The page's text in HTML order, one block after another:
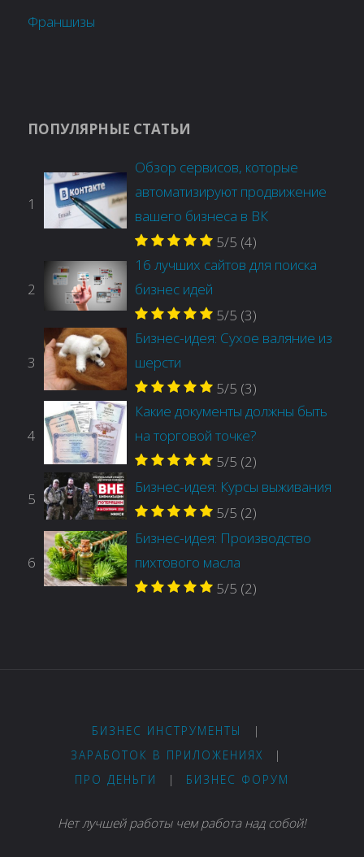
Франшизы
ПОПУЛЯРНЫЕ СТАТЬИ
1
Обзор сервисов, которые
автоматизируют продвижение
вашего бизнеса в ВК
5/5 (4)
2
16 лучших сайтов для поиска
бизнес идей
5/5 (3)
3
Бизнес-идея: Сухое валяние из
шерсти
5/5 (3)
4
Какие документы должны быть
на торговой точке?
5/5 (2)
5
Бизнес-идея: Курсы выживания
5/5 (2)
6
Бизнес-идея: Производство
пихтового масла
5/5 (2)
БИЗНЕС ИНСТРУМЕНТЫ
|
ЗАРАБОТОК В ПРИЛОЖЕНИЯХ
|
ПРО ДЕНЬГИ
| БИЗНЕС ФОРУМ
Нет лучшей работы чем работа над собой!